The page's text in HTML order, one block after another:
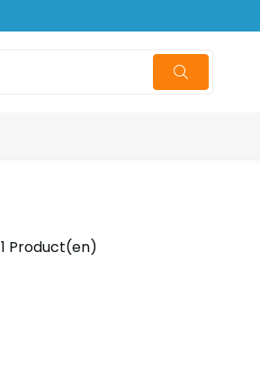
1 Product(en)